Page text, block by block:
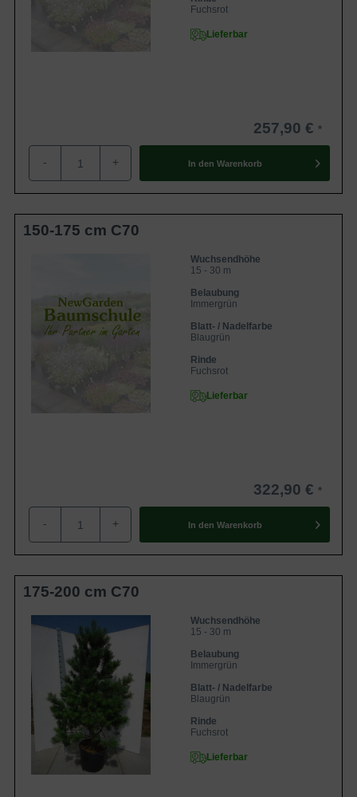
Fuchsrot
Lieferbar
257,90 €
- + In den Warenkorb
150-175 cm C70
Wuchsendhöhe
15 - 30 m
Belaubung
Immergrün
Blatt- / Nadelfarbe
Blaugrün
Rinde
Fuchsrot
Lieferbar
322,90 €
- + In den Warenkorb
175-200 cm C70
Wuchsendhöhe
15 - 30 m
Belaubung
Immergrün
Blatt- / Nadelfarbe
Blaugrün
Rinde
Fuchsrot
Lieferbar